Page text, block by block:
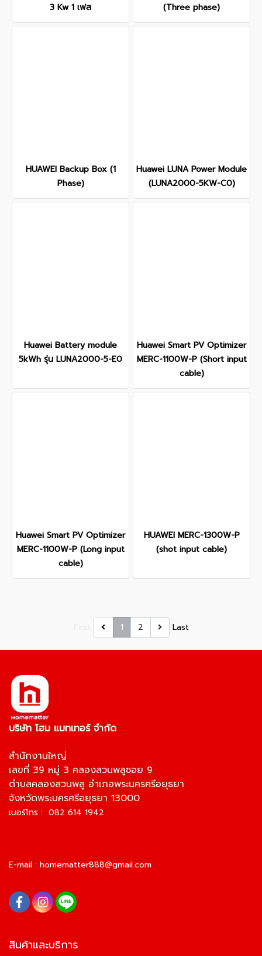
3 Kw 1 เฟส
(Three phase)
HUAWEI Backup Box (1
Phase)
Huawei LUNA Power Module
(LUNA2000-5KW-C0)
Huawei Battery module
5kWh รุ่น LUNA2000-5-E0
Huawei Smart PV Optimizer
MERC-1100W-P (Short input
cable)
Huawei Smart PV Optimizer
MERC-1100W-P (Long input
cable)
HUAWEI MERC-1300W-P
(shot input cable)
1 2 Last
บริษัท โฮม แมทเทอร์ จำกัด
สำนักงานใหญ่
เลขที่ 39 หมู่ 3 คลองสวนพลูซอย 9
ตำบลคลองสวนพลู อำเภอพระนครศรีอยุธยา
จังหวัดพระนครศรีอยุธยา 13000
เบอร์โทร : 082 614 1942
E-mail : homematter888@gmail.com
สินค้าและบริการ